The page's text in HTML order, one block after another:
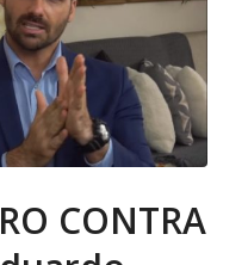
CONTRA